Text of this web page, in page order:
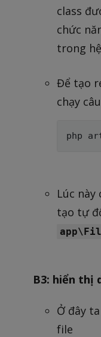
class
chức
trong
Để tạo
chạy
Lúc này
tạo tự
B3: hiển thị
Ở đây
file